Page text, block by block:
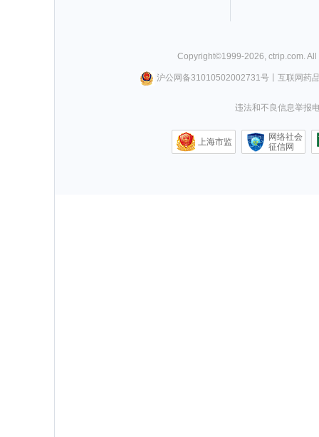
Copyright©1999-2026 ctrip.com .
沪公网备31010502002731号丨 互联网药
违法和不良信息举报
上海市监
网络社会
征信网